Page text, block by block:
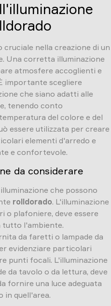
cruciale nella creazione di un
Una corretta illuminazione
atmosfere accoglienti e
importante scegliere
che siano adatti alle
tenendo conto
del colore e del
essere utilizzata per creare
elementi d'arredo e
e confortevole.
da considerare
che possono
rolldorado. L'illuminazione
o plafoniere, deve essere
l'ambiente.
da faretti o lampade da
evidenziare particolari
punti focali. L'illuminazione
da tavolo o da lettura, deve
fornire una luce adeguata
in quell'area.